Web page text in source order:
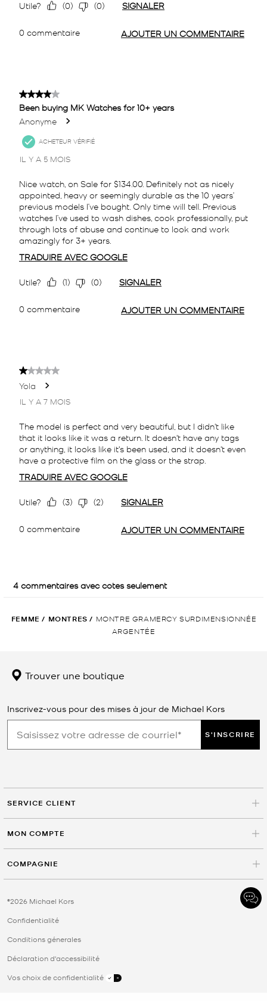
FEMME / MONTRES / MONTRE GRAMERCY SURDIMENSIONNÉE
ARGENTÉE
Trouver une boutique
Inscrivez-vous pour des mises à jour de Michael Kors
S'INSCRIRE
SERVICE CLIENT
MON COMPTE
COMPAGNIE
©2026 Michael Kors
Confidentialité
Conditions génerales
Déclaration d'accessibilité
Vos choix de confidentialité